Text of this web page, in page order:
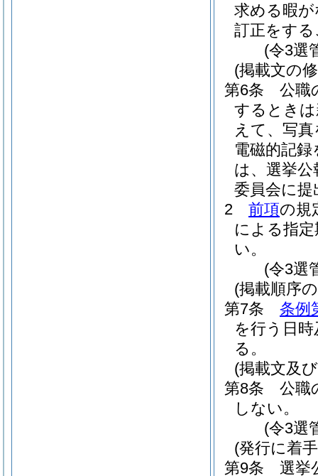
求める暇
訂正をす
(令3選
(掲載文の
第6条
公職
するとき
えて、写
電磁的記
は、選挙公
委員会に
2
前項の規
による指
い。
(令3選
(掲載順序
第7条
条例
を行う日
る。
(掲載文及
第8条
公職
しない。
(令3選
(発行に着
第9条
選挙